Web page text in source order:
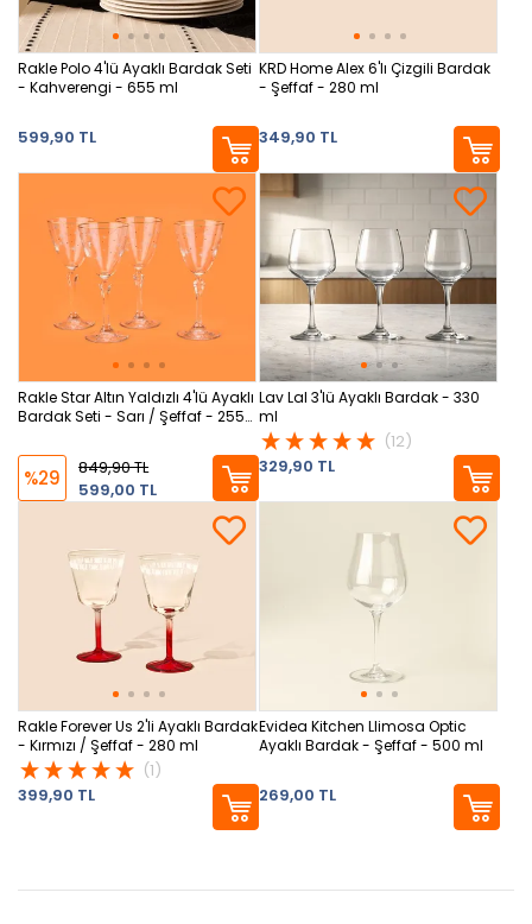
Rakle Polo 4'lü Ayaklı Bardak Seti
- Kahverengi - 655 ml
599,90 TL
KRD Home Alex 6'lı Çizgili Bardak
- Şeffaf - 280 ml
349,90 TL
Rakle Star Altın Yaldızlı 4'lü Ayaklı
Bardak Seti - Sarı / Şeffaf - 255
%29
849,90 TL
599,00 TL
Lav Lal 3'lü Ayaklı Bardak - 330
ml
(12)
329,90 TL
Rakle Forever Us 2'li Ayaklı Bardak
- Kırmızı / Şeffaf - 280 ml
(1)
399,90 TL
Evidea Kitchen Llimosa Optic
Ayaklı Bardak - Şeffaf - 500 ml
269,00 TL